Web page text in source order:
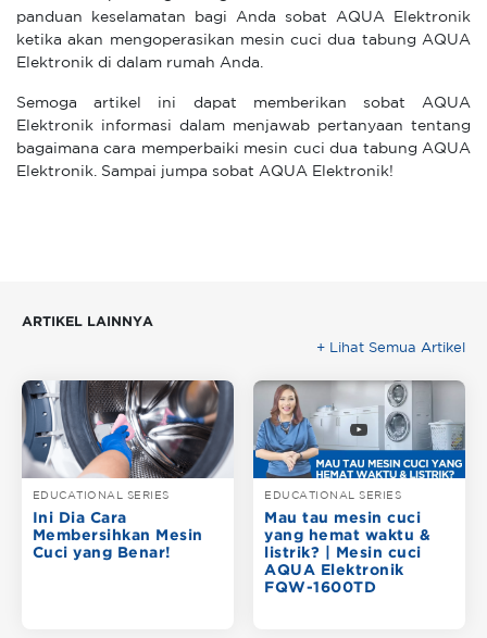
panduan keselamatan bagi Anda sobat AQUA Elektronik
ketika akan mengoperasikan mesin cuci dua tabung AQUA
Elektronik di dalam rumah Anda.
Semoga artikel ini dapat memberikan sobat AQUA
Elektronik informasi dalam menjawab pertanyaan tentang
bagaimana cara memperbaiki mesin cuci dua tabung AQUA
Elektronik. Sampai jumpa sobat AQUA Elektronik!
ARTIKEL LAINNYA
+ Lihat Semua Artikel
EDUCATIONAL SERIES
Ini Dia Cara
Membersihkan Mesin
Cuci yang Benar!
EDUCATIONAL SERIES
Mau tau mesin cuci
yang hemat waktu &
listrik? | Mesin cuci
AQUA Elektronik
FQW-1600TD